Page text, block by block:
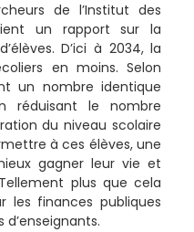
de l’Institut des
un rapport sur la
D’ici à 2034, la
en moins. Selon
un nombre identique
réduisant le nombre
du niveau scolaire
à ces élèves, une
gagner leur vie et
plus que cela
les finances publiques